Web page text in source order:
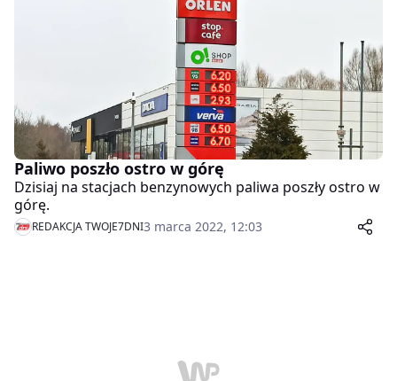
Paliwo poszło ostro w górę
Dzisiaj na stacjach benzynowych paliwa poszły ostro w
górę.
REDAKCJA TWOJE7DNI3 marca 2022, 12:03